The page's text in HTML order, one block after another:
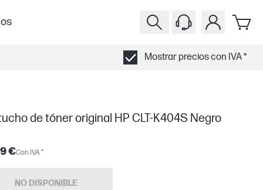
Mostrar precios con IVA *
de tóner original HP CLT-K404S Negro
€Con IVA *
NO DISPONIBLE